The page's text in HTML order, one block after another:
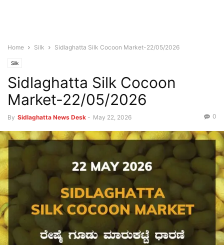
Home Silk Sidlaghatta Silk Cocoon Market-22/05/2026
Silk
Sidlaghatta Silk Cocoon
Market-22/05/2026
By Sidlaghatta News Desk - May 22, 2026 0